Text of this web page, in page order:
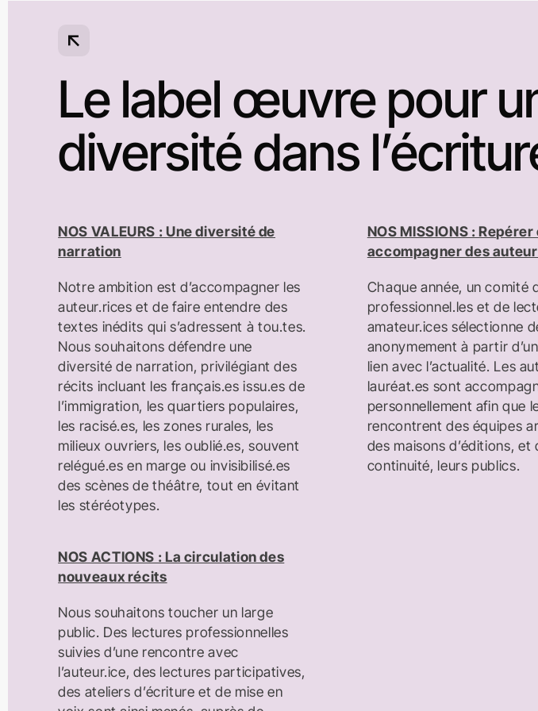
Le label œuvre pour
diversité dans
NOS VALEURS : Une diversité de
narration
Notre ambition est d’accompagner les
auteur.rices et de faire entendre des
textes inédits qui s’adressent à tou.tes.
Nous souhaitons défendre une
diversité de narration, privilégiant des
récits incluant les français.es issu.es de
l’immigration, les quartiers populaires,
les racisé.es, les zones rurales, les
milieux ouvriers, les oublié.es, souvent
relégué.es en marge ou invisibilisé.es
des scènes de théâtre, tout en évitant
les stéréotypes.
NOS MISSIONS : Repérer
accompagner des
Chaque année, un comité
professionnel.les et de
amateur.ices sélectionne
anonymement à partir
lien avec l’actualité. Les
lauréat.es sont
personnellement afin que
rencontrent des équipes
des maisons d’éditions, et
continuité, leurs publics.
NOS ACTIONS : La circulation des
nouveaux récits
Nous souhaitons toucher un large
public. Des lectures professionnelles
suivies d’une rencontre avec
l’auteur.ice, des lectures participatives,
des ateliers d’écriture et de mise en